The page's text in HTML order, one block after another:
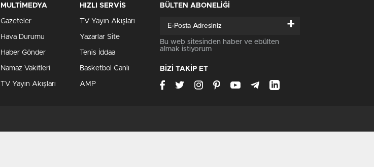
MULTİMEDYA
Gazeteler
Hava Durumu
Haber Gönder
Namaz Vakitleri
TV Yayın Akışları
HIZLI SERVİS
TV Yayın Akışları
Yazarlar Site
Tenis İddaa
Basketbol Canlı
AMP
BÜLTEN ABONELİĞİ
+
Bu web sitesinden haber ve ebülten
almak istiyorum
BİZİ TAKİP ET